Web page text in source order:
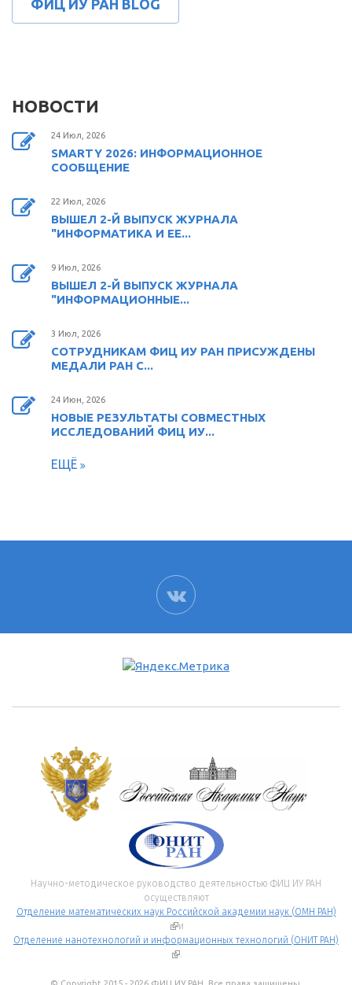
ФИЦ ИУ РАН BLOG
НОВОСТИ
24 Июл, 2026
SMARTY 2026: ИНФОРМАЦИОННОЕ
СООБЩЕНИЕ
22 Июл, 2026
ВЫШЕЛ 2-Й ВЫПУСК ЖУРНАЛА
"ИНФОРМАТИКА И ЕЕ...
9 Июл, 2026
ВЫШЕЛ 2-Й ВЫПУСК ЖУРНАЛА
"ИНФОРМАЦИОННЫЕ...
3 Июл, 2026
СОТРУДНИКАМ ФИЦ ИУ РАН ПРИСУЖДЕНЫ
МЕДАЛИ РАН С...
24 Июн, 2026
НОВЫЕ РЕЗУЛЬТАТЫ СОВМЕСТНЫХ
ИССЛЕДОВАНИЙ ФИЦ ИУ...
ЕЩЁ
ВК
Научно-методическое руководство деятельностью ФИЦ ИУ РАН
осуществляют
Отделение математических наук Российской академии наук (ОМН РАН)
(внешняя ссылка)
и
Отделение нанотехнологий и информационных технологий (ОНИТ РАН)
(внешняя ссылка)
.